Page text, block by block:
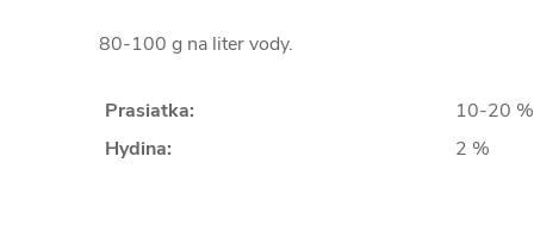
80-100 g na liter vody.
Prasiatka:
10-20 %
Hydina:
2 %